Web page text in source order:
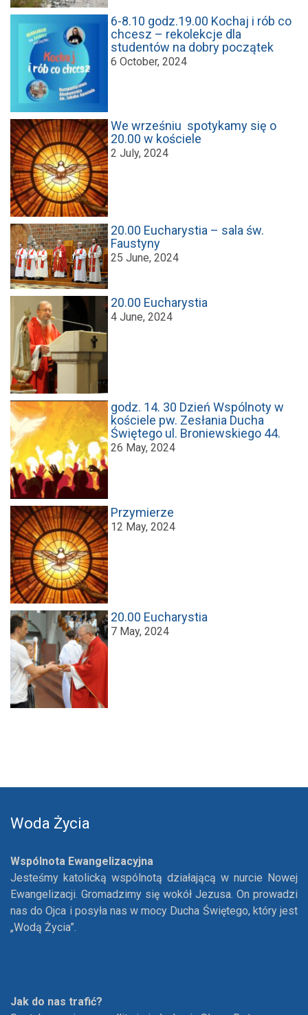
6-8.10 godz.19.00 Kochaj i rób co
chcesz – rekolekcje dla
studentów na dobry początek
6 October, 2024
We wrześniu spotykamy się o
20.00 w kościele
2 July, 2024
20.00 Eucharystia – sala św.
Faustyny
25 June, 2024
20.00 Eucharystia
4 June, 2024
godz. 14. 30 Dzień Wspólnoty w
kościele pw. Zesłania Ducha
Świętego ul. Broniewskiego 44.
26 May, 2024
Przymierze
12 May, 2024
20.00 Eucharystia
7 May, 2024
Woda Życia
Wspólnota Ewangelizacyjna
Jesteśmy katolicką wspólnotą działającą w nurcie Nowej
Ewangelizacji. Gromadzimy się wokół Jezusa. On prowadzi
nas do Ojca i posyła nas w mocy Ducha Świętego, który jest
„Wodą Życia”.
Jak do nas trafić?